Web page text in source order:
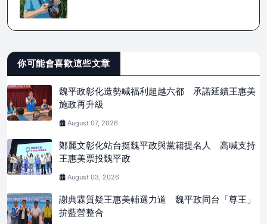
你可能會喜歡這些文章
魏平政彰化造勢喊福利超越六都 承諾延續王惠美
施政再升級
August 07, 2026
鄭麗文彰化站台挺魏平政與黨籍提名人 高喊支持
王惠美票投魏平政
August 03, 2026
謝典霖質疑王惠美輔選力道 魏平政同台「尊王」
拚藍營整合